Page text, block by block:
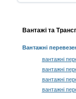
Вантажі та
Вантажні
вантажні
вантажні
вантажні
вантажні